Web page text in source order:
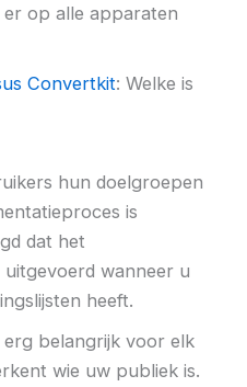
op alle apparaten
Convertkit: Welke is
hun doelgroepen
is
dat het
wanneer u
heeft.
belangrijk voor elk
wie uw publiek is.